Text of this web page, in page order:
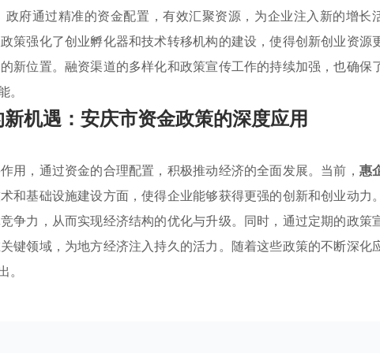
府通过精准的资金配置，有效汇聚资源，为企业注入新的增长
策强化了创业孵化器和技术转移机构的建设，使得创新创业资源
新位置。融资渠道的多样化和政策宣传工作的持续加强，也确保
机遇：安庆市资金政策的深度应用
用，通过资金的合理配置，积极推动经济的全面发展。当前， 惠
和基础设施建设方面，使得企业能够获得更强的创新和创业动力。
争力，从而实现经济结构的优化与升级。同时，通过定期的政策
键领域，为地方经济注入持久的活力。随着这些政策的不断深化